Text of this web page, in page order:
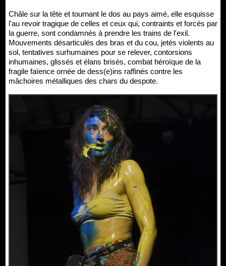
Châle sur la tête et tournant le dos au pays aimé, elle esquisse
l'au revoir tragique de celles et ceux qui, contraints et forcés par
la guerre, sont condamnés à prendre les trains de l'exil.
Mouvements désarticulés des bras et du cou, jetés violents au
sol, tentatives surhumaines pour se relever, contorsions
inhumaines, glissés et élans brisés, combat héroïque de la
fragile faïence ornée de dess(e)ins raffinés contre les
mâchoires métalliques des chars du despote.